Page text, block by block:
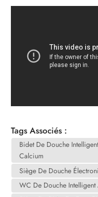
Tags Associés :
Bidet De Douche
Calcium
Siège De Douche
WC De Douche Intelligent